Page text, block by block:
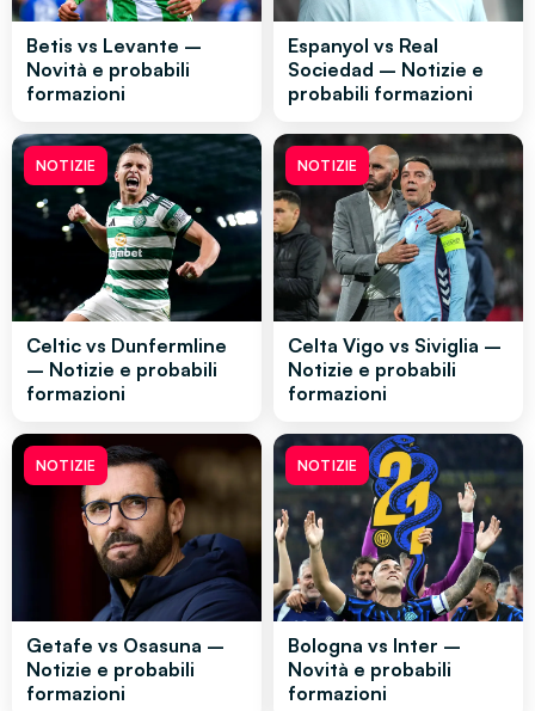
Betis vs Levante –
Novità e probabili
formazioni
Espanyol vs Real
Sociedad – Notizie e
probabili formazioni
NOTIZIE
Celtic vs Dunfermline
– Notizie e probabili
formazioni
NOTIZIE
Celta Vigo vs Siviglia –
Notizie e probabili
formazioni
NOTIZIE
Getafe vs Osasuna –
Notizie e probabili
formazioni
NOTIZIE
Bologna vs Inter –
Novità e probabili
formazioni